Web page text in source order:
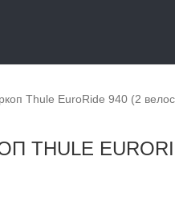
Thule EuroRide 940 (2
THULE